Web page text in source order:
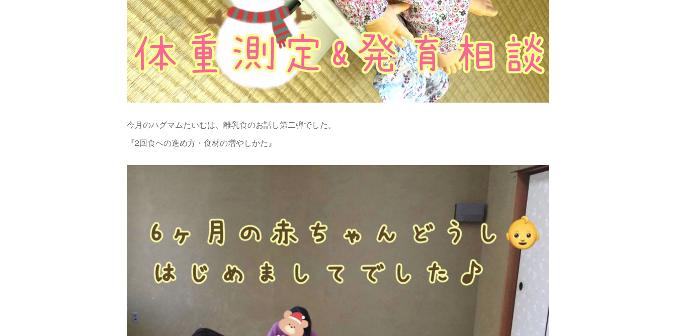
今月のハグマムたいむは、離乳食のお話し第二弾でした。
『2回食への進め方・食材の増やしかた』